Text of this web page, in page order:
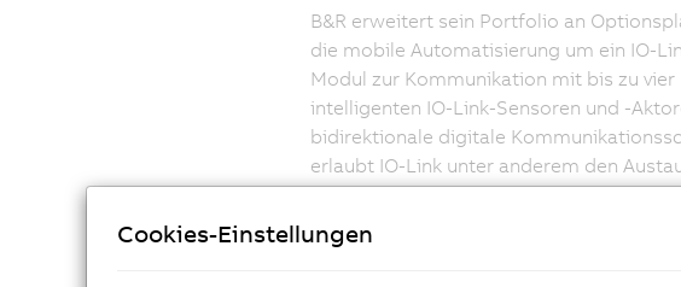
B&R erweitert sein Portfolio an
die mobile Automatisierung um ein IO-
Modul zur Kommunikation mit bis zu vier
intelligenten IO-Link-Sensoren und -
bidirektionale digitale
erlaubt IO-Link unter anderem den
Parameterdaten und
Sensoren und Schaltgeräten an die
Cookies-Einstellungen